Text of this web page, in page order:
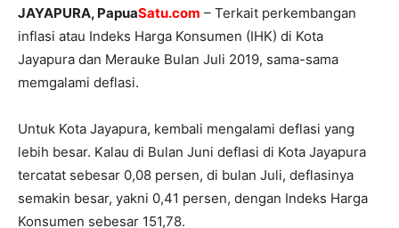
JAYAPURA, PapuaSatu.com – Terkait perkembangan
inflasi atau Indeks Harga Konsumen (IHK) di Kota
Jayapura dan Merauke Bulan Juli 2019, sama-sama
memgalami deflasi.
Untuk Kota Jayapura, kembali mengalami deflasi yang
lebih besar. Kalau di Bulan Juni deflasi di Kota Jayapura
tercatat sebesar 0,08 persen, di bulan Juli, deflasinya
semakin besar, yakni 0,41 persen, dengan Indeks Harga
Konsumen sebesar 151,78.